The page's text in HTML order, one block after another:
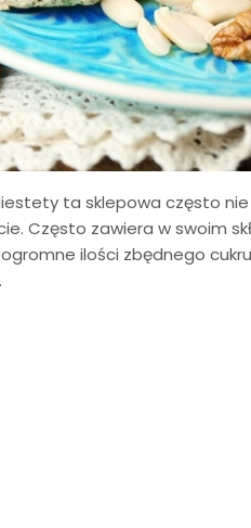
ta sklepowa często
Często zawiera w swoim
ilości zbędnego